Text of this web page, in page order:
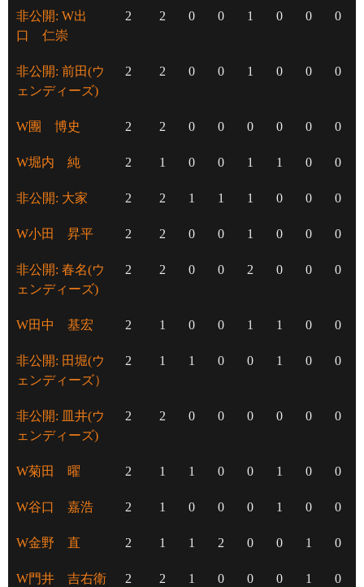
非公開: W出
口 仁崇
2 2 0 0 1 0 0 0
非公開: 前田(ウ
ェンディーズ)
2 2 0 0 1 0 0 0
W團 博史 2 2 0 0 0 0 0 0
W堀内 純 2 1 0 0 1 1 0 0
非公開: 大家 2 2 1 1 1 0 0 0
W小田 昇平 2 2 0 0 1 0 0 0
非公開: 春名(ウ
ェンディーズ)
2 2 0 0 2 0 0 0
W田中 基宏 2 1 0 0 1 1 0 0
非公開: 田堀(ウ
ェンディーズ）
2 1 1 0 0 1 0 0
非公開: 皿井(ウ
ェンディーズ)
2 2 0 0 0 0 0 0
W菊田 曜 2 1 1 0 0 1 0 0
W谷口 嘉浩 2 1 0 0 0 1 0 0
W金野 直 2 1 1 2 0 0 1 0
W門井 吉右衛
2 2 1 0 0 0 1 0